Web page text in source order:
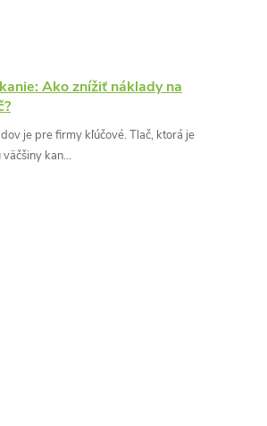
Ako znížiť náklady na
je pre firmy kľúčové. Tlač, ktorá je
kan...